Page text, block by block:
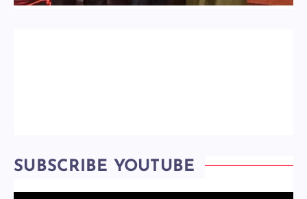
SUBSCRIBE YOUTUBE